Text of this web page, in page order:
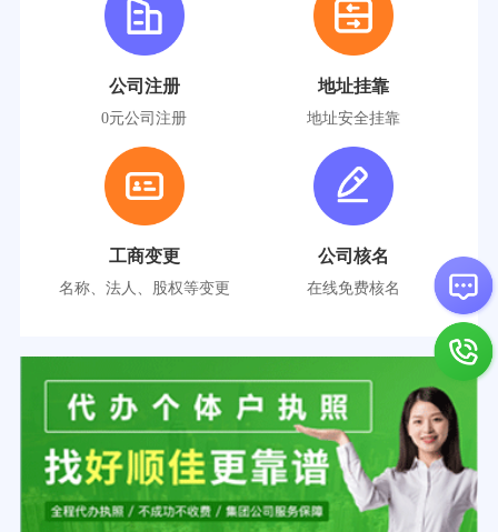
公司注册
0元公司注册
地址挂靠
地址安全挂靠
工商变更
名称、法人、股权等变更
公司核名
在线免费核名